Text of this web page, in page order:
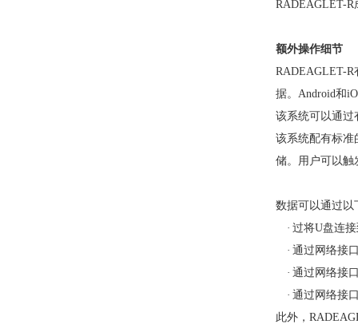
RADEAGLET-R
额外操作细节
RADEAGLET-
据。Android和
该系统可以通过
该系统配有标准
储。用户可以触
数据可以通过以
· 过将U盘连
· 通过网络接
· 通过网络接
· 通过网络接
此外，